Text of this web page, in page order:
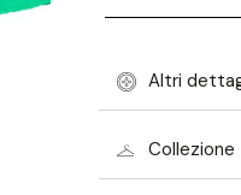
Altri
Collezione